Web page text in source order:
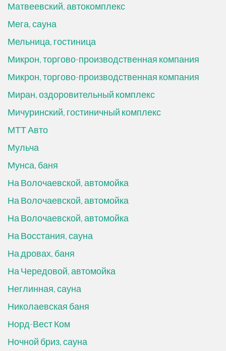
Матвеевский, автокомплекс
Мега, сауна
Мельница, гостиница
Микрон, торгово-производственная компания
Микрон, торгово-производственная компания
Миран, оздоровительный комплекс
Мичуринский, гостиничный комплекс
МТТ Авто
Мульча
Мунса, баня
На Волочаевской, автомойка
На Волочаевской, автомойка
На Волочаевской, автомойка
На Восстания, сауна
На дровах, баня
На Чередовой, автомойка
Неглинная, сауна
Николаевская баня
Норд-Вест Ком
Ночной бриз, сауна